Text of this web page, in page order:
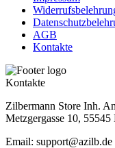
AGB
Kontakte
Kontakte
Zilbermann Store Inh.
Metzgergasse 10,
Email: support@azilb.de